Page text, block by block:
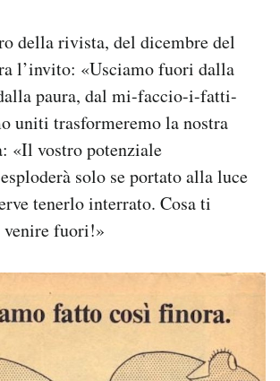
della rivista, del dicembre del
l’invito: «Usciamo fuori dalla
paura, dal mi-faccio-i-fatti-
uniti trasformeremo la nostra
«Il vostro potenziale
solo se portato alla luce
tenerlo interrato. Cosa ti
fuori!»